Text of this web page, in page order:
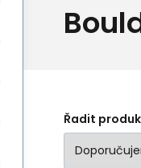
Řadit